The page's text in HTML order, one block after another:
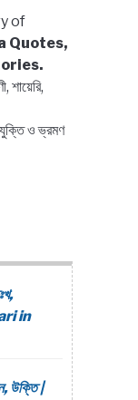
of
Quotes,
শায়েরি,
ও ভ্রমণ
in
উক্তি |